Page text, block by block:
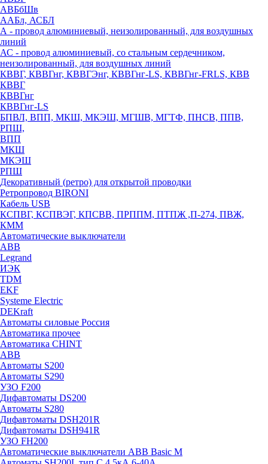
АВБбШв
ААБл, АСБЛ
А - провод алюминиевый, неизолированный, для воздушных
линий
АС - провод алюминиевый, со стальным сердечником,
неизолированный, для воздушных линий
КВВГ, КВВГнг, КВВГЭнг, КВВГнг-LS, КВВГнг-FRLS, КВВ
КВВГ
КВВГнг
КВВГнг-LS
БПВЛ, ВПП, МКШ, МКЭШ, МГШВ, МГТФ, ПНСВ, ППВ,
РПШ,
ВПП
МКШ
МКЭШ
РПШ
Декоративный (ретро) для открытой проводки
Ретропровод BIRONI
Кабель USB
КСПВГ, КСПВЭГ, КПСВВ, ПРППМ, ПТПЖ ,П-274, ПВЖ,
КММ
Автоматические выключатели
ABB
Legrand
ИЭК
TDM
EKF
Systeme Electric
DEKraft
Автоматы силовые Россия
Автоматика прочее
Автоматика CHINT
ABB
Автоматы S200
Автоматы S290
УЗО F200
Дифавтоматы DS200
Автоматы S280
Дифавтоматы DSH201R
Дифавтоматы DSH941R
УЗО FH200
Автоматические выключатели ABB Basic M